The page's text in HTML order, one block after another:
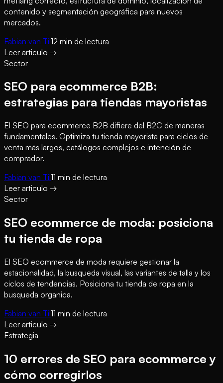
contenido y segmentación geográfica para nuevos
mercados.
Fabian van Til12 min de lectura
Leer articulo →
Sector
SEO para ecommerce B2B:
estrategias para tiendas mayoristas
El SEO para ecommerce B2B difiere del B2C de maneras
fundamentales. Optimiza tu tienda mayorista para ciclos de
venta más largos, catálogos complejos e intención de
comprador.
Fabian van Til11 min de lectura
Leer articulo →
Sector
SEO ecommerce de moda: posiciona
tu tienda de ropa
El SEO ecommerce de moda requiere gestionar la
estacionalidad, la busqueda visual, las variantes de talla y los
ciclos de tendencias. Posiciona tu tienda de ropa en la
busqueda organica.
Fabian van Til11 min de lectura
Leer articulo →
Estrategia
10 errores de SEO para ecommerce y
cómo corregirlos